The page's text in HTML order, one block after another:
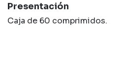
Presentación
Caja de 60 comprimidos.